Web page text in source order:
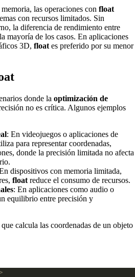
las operaciones con float
con recursos limitados. Sin
la diferencia de rendimiento entre
mayoría de los casos. En aplicaciones
3D, float es preferido por su menor
donde la optimización de
no es crítica. Algunos ejemplos
: En videojuegos o aplicaciones de
para representar coordenadas,
donde la precisión limitada no afecta
dispositivos con memoria limitada,
float reduce el consumo de recursos.
: En aplicaciones como audio o
equilibrio entre precisión y
calcula las coordenadas de un objeto